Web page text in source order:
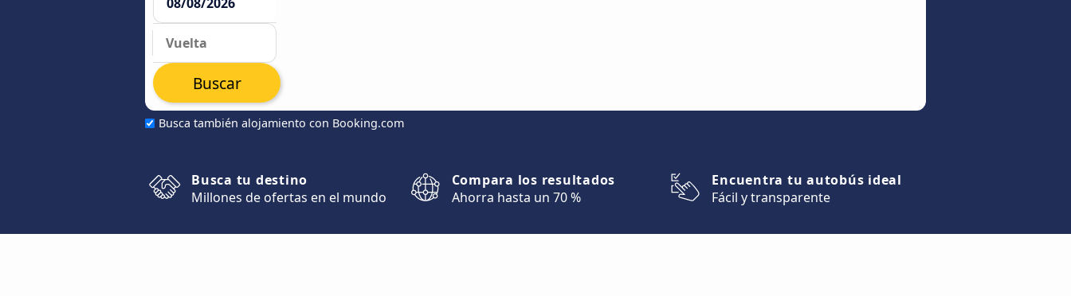
Busca también alojamiento con Booking.com
Buscar
Busca tu destino
Millones de ofertas en el mundo
Compara los resultados
Ahorra hasta un 70 %
Encuentra tu autobús ideal
Fácil y transparente